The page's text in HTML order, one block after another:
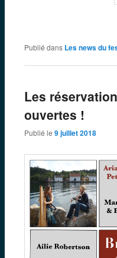
Publié dans Les news du
Les
ouvertes !
Publié le 9 juillet 2018